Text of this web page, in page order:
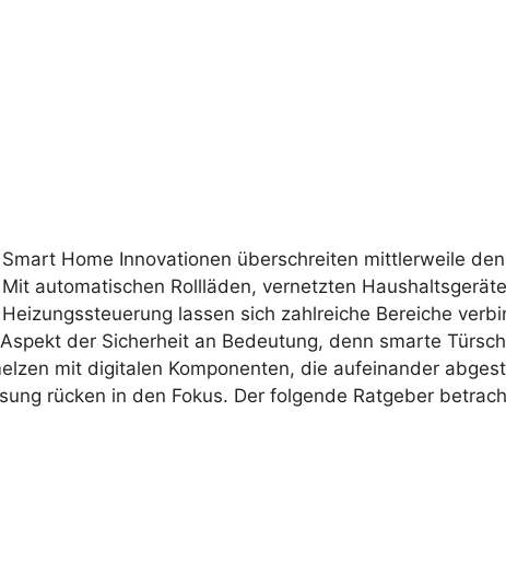
Smart Home Innovationen überschreiten mittlerweile
Mit automatischen Rollläden, vernetzten
Heizungssteuerung lassen sich zahlreiche Bereiche
der Sicherheit an Bedeutung, denn smarte
mit digitalen Komponenten, die aufeinander
rücken in den Fokus. Der folgende Ratgeber